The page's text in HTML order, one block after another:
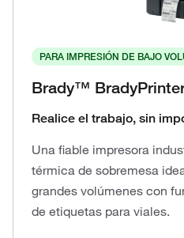
PARA IMPRESIÓN DE BAJO
Brady™
Realice el trabajo, sin
Una fiable impresora
térmica de sobremesa
grandes volúmenes con
de etiquetas para viales.